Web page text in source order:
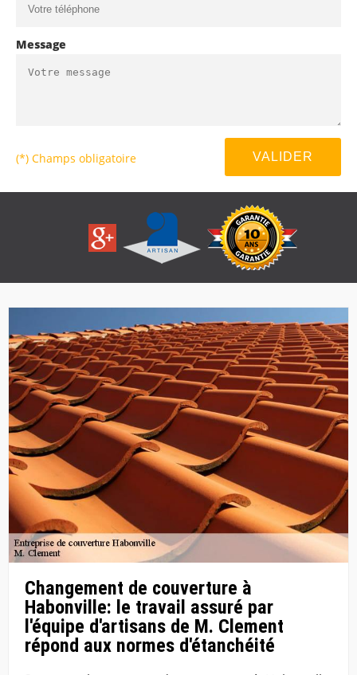
Message
(*) Champs obligatoire
Changement de couverture à
Habonville: le travail assuré par
l'équipe d'artisans de M. Clement
répond aux normes d'étanchéité